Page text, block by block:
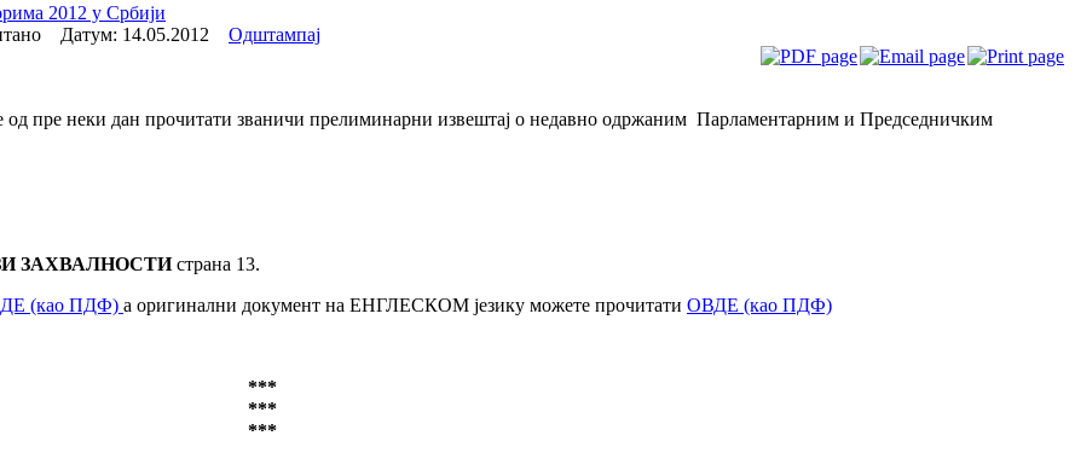
2012 у Србији
Датум: 14.05.2012 Одштампај
пре неки дан прочитати званичи прелиминарни извештај о недавно одржаним Парламентарним и Председничким
ЗАХВАЛНОСТИстрана 13.
(као ПДФ) а оригинални документ на ЕНГЛЕСКОМ језику можете прочитати ОВДЕ (као ПДФ)
***
***
***